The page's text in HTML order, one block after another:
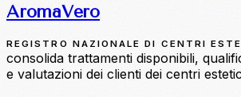
AromaVero
REGISTRO NAZIONALE DI CENTRI
consolida trattamenti disponibili,
e valutazioni dei clienti dei centri